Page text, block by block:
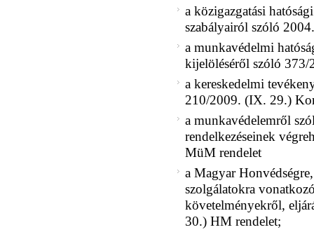
a közigazgatási
szabályairól szóló
a munkavédelmi
kijelöléséről szóló
a kereskedelmi
210/2009. (IX. 29.)
a munkavédelemről
rendelkezéseinek
MüM rendelet
a Magyar
szolgálatokra
követelményekről,
30.) HM rendelet;